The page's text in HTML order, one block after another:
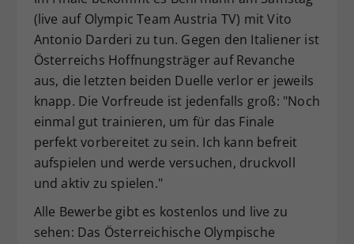
(live auf Olympic Team Austria TV) mit Vito
Antonio Darderi zu tun. Gegen den Italiener ist
Österreichs Hoffnungsträger auf Revanche
aus, die letzten beiden Duelle verlor er jeweils
knapp. Die Vorfreude ist jedenfalls groß: "Noch
einmal gut trainieren, um für das Finale
perfekt vorbereitet zu sein. Ich kann befreit
aufspielen und werde versuchen, druckvoll
und aktiv zu spielen."
Alle Bewerbe gibt es kostenlos und live zu
sehen: Das Österreichische Olympische